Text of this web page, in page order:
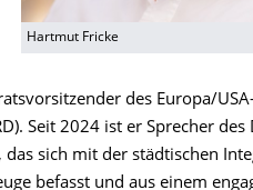
Hartmut Fricke
des Europa/
Seit 2024 ist er Sprecher des
sich mit der städtischen
befasst und aus einem